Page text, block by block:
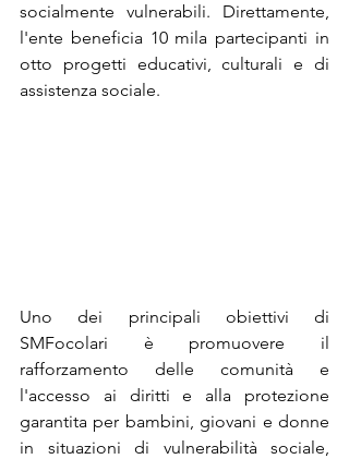
socialmente vulnerabili. Direttamente,
l'ente beneficia 10 mila partecipanti in
otto progetti educativi, culturali e di
assistenza sociale.
Uno dei principali obiettivi di
SMFocolari è promuovere il
rafforzamento delle comunità e
l'accesso ai diritti e alla protezione
garantita per bambini, giovani e donne
in situazioni di vulnerabilità sociale,